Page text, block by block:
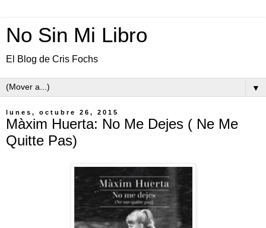
No Sin Mi Libro
El Blog de Cris Fochs
▼
lunes, octubre 26, 2015
Màxim Huerta: No Me Dejes ( Ne Me
Quitte Pas)